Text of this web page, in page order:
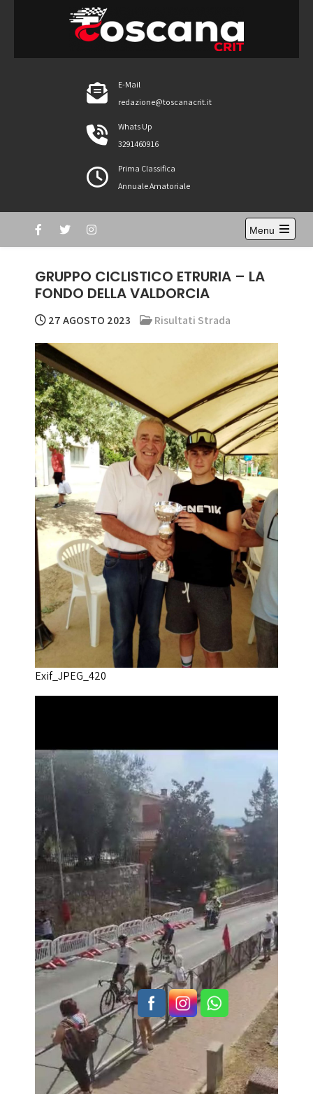
ToscanaCRIT
RIDE4WIN
E-Mail
redazione@toscanacrit.it
Whats Up
3291460916
Prima Classifica
Annuale Amatoriale
Menu
Open
GRUPPO CICLISTICO ETRURIA – LA
FONDO DELLA VALDORCIA
27 AGOSTO 2023 Risultati Strada
Exif_JPEG_420